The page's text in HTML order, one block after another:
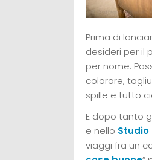
Prima di
desideri per il
per nome.
colorare,
spille e tutto
E dopo tanto
e nello Studio
viaggi fra un